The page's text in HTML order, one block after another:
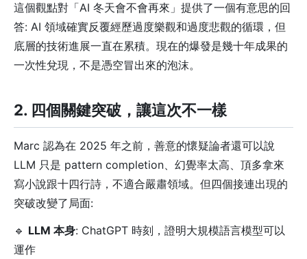
這個觀點對「AI 冬天會不會再來」提供了一個有意思的回
答: AI 領域確實反覆經歷過度樂觀和過度悲觀的循環，但
底層的技術進展一直在累積。現在的爆發是幾十年成果的
一次性兌現，不是憑空冒出來的泡沫。
2. 四個關鍵突破，讓這次不一樣
Marc 認為在 2025 年之前，善意的懷疑論者還可以說
LLM 只是 pattern completion、幻覺率太高、頂多拿來
寫小說跟十四行詩，不適合嚴肅領域。但四個接連出現的
突破改變了局面:
🔹 LLM 本身: ChatGPT 時刻，證明大規模語言模型可以
運作